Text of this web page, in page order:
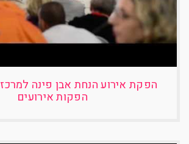
הפקת אירוע הנחת אבן פינה למרכז
הפקות אירועים